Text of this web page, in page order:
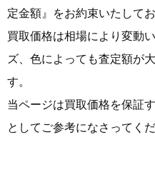
定金額』をお約束いたしてお
買取価格は相場により変動
ズ、色によっても査定額が
す。
当ページは買取価格を保証
としてご参考になさってくだ